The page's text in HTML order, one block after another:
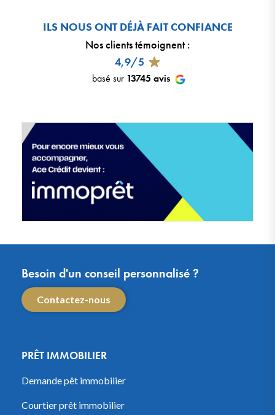
ILS NOUS ONT DÉJÀ FAIT CONFIANCE
Nos clients témoignent:
4,9/5
basé sur 13745 avis
Besoin d'un conseil personnalisé ?
Contactez-nous
PRÊT IMMOBILIER
Demande pêt immobilier
Courtier prêt immobilier